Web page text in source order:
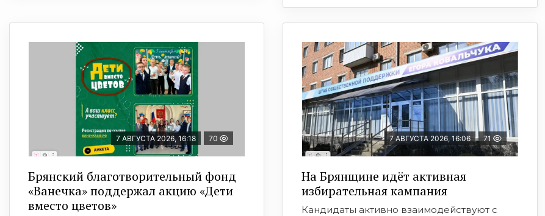
7 АВГУСТА 2026, 16:18 70
Брянский благотворительный фонд
«Ванечка» поддержал акцию «Дети
вместо цветов»
7 АВГУСТА 2026, 16:06 71
На Брянщине идёт активная
избирательная кампания
Кандидаты активно взаимодействуют с